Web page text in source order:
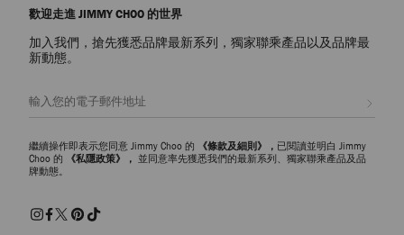
歡迎走進 JIMMY CHOO 的世界
加入我們，搶先獲悉品牌最新系列，獨家聯乘產品以及品牌最
新動態。
繼續操作即表示您同意 Jimmy Choo 的 《條款及細則》， 已閱讀並明白 Jimmy
Choo 的
《私隱政策》， 並同意率先獲悉我們的最新系列、獨家聯乘產品及品
牌動態。